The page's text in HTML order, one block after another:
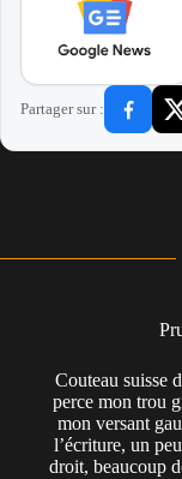
Partager sur :
Couteau suisse
perce mon trou
mon versant
l’écriture, un
droit, beaucoup